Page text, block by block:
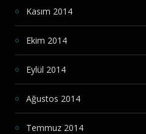
Kasım 2014
Ekim 2014
Eylül 2014
Ağustos 2014
Temmuz 2014